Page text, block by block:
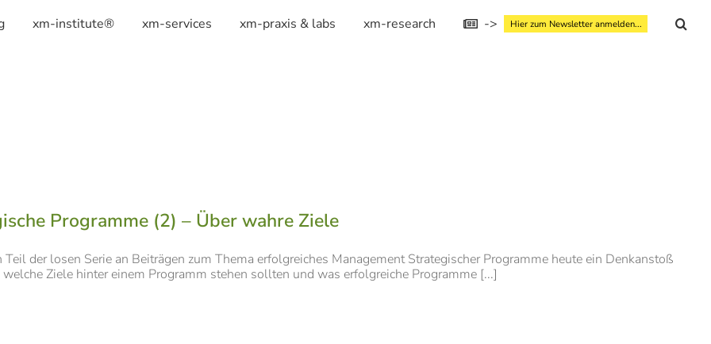
xm-institute® xm-services xm-praxis & labs xm-research -> Hier zum Newsletter anmelden...
Programme (2) – Über wahre Ziele
Teil der losen Serie an Beiträgen zum Thema erfolgreiches Management Strategischer Programme heute ein Denkanstoß
welche Ziele hinter einem Programm stehen sollten und was erfolgreiche Programme [...]